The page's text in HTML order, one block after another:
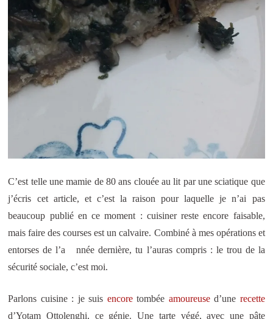
C’est telle une mamie de 80 ans clouée au lit par une sciatique que
j’écris cet article, et c’est la raison pour laquelle je n’ai pas
beaucoup publié en ce moment : cuisiner reste encore faisable,
mais faire des courses est un calvaire. Combiné à mes opérations et
entorses de l’a nnée dernière, tu l’auras compris : le trou de la
sécurité sociale, c’est moi.
Parlons cuisine : je suis encoretombée amoureused’une recette
d’Yotam Ottolenghi, ce génie. Une tarte végé, avec une pâte